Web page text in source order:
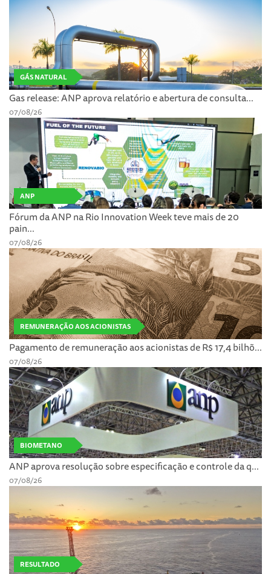
GÁS NATURAL
Gas release: ANP aprova relatório e abertura de consulta...
07/08/26
ANP
Fórum da ANP na Rio Innovation Week teve mais de 20
pain...
07/08/26
REMUNERAÇÃO AOS ACIONISTAS
Pagamento de remuneração aos acionistas de R$ 17,4 bilhõ...
07/08/26
BIOMETANO
ANP aprova resolução sobre especificação e controle da q...
07/08/26
RESULTADO